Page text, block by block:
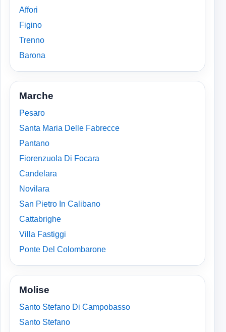
Affori
Figino
Trenno
Barona
Marche
Pesaro
Santa Maria Delle Fabrecce
Pantano
Fiorenzuola Di Focara
Candelara
Novilara
San Pietro In Calibano
Cattabrighe
Villa Fastiggi
Ponte Del Colombarone
Molise
Santo Stefano Di Campobasso
Santo Stefano